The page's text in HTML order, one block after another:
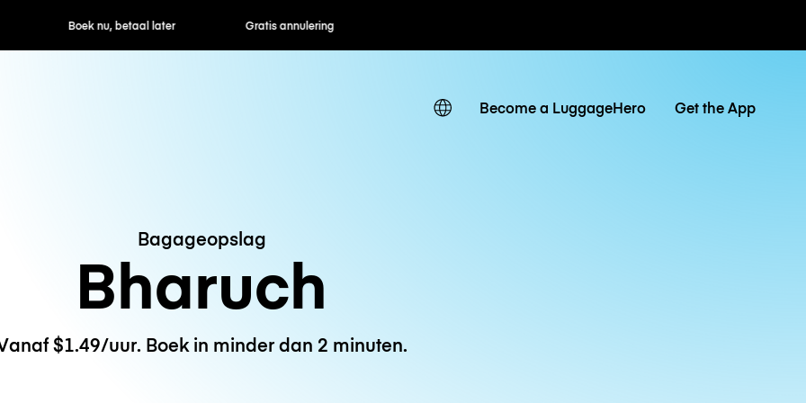
nu, betaal later Gratis annulering Uur- / dagtarieven
Become a LuggageHero Get the App
Bagageopslag
Bharuch
$1.49/uur. Boek in minder dan 2 minuten.